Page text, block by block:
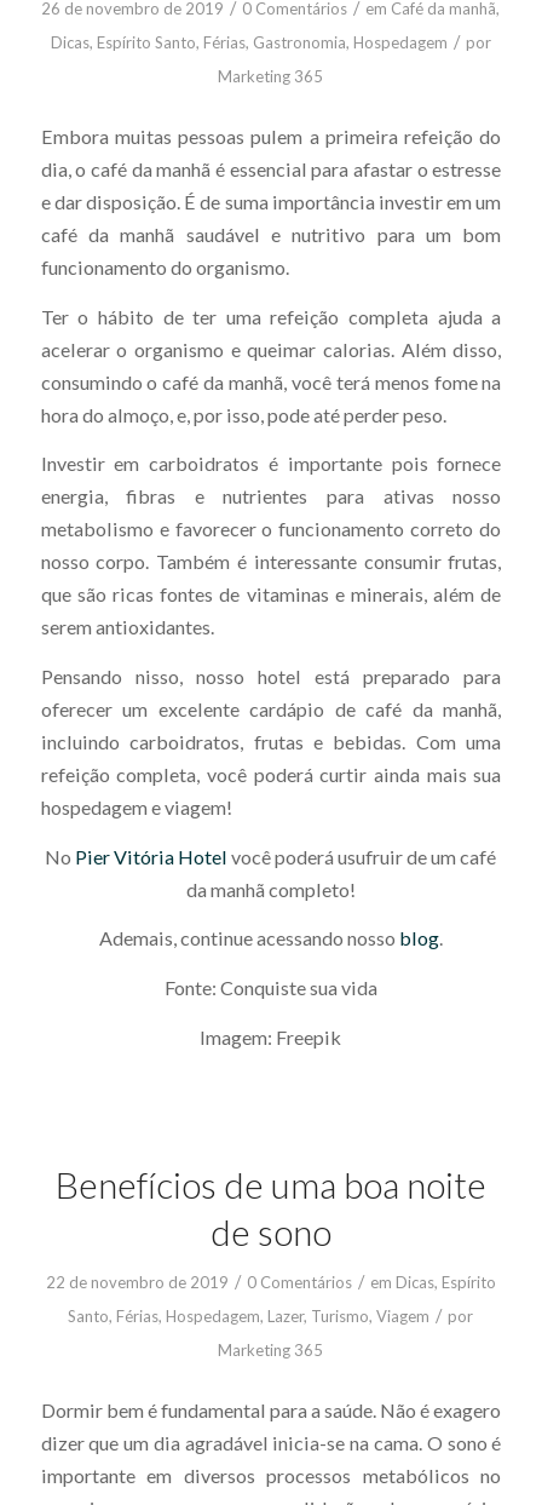
26 de novembro de 2019 / 0 Comentários / em Café da manhã,
Dicas, Espírito Santo, Férias, Gastronomia, Hospedagem / por
Marketing 365
Embora muitas pessoas pulem a primeira refeição do
dia, o café da manhã é essencial para afastar o estresse
e dar disposição. É de suma importância investir em um
café da manhã saudável e nutritivo para um bom
funcionamento do organismo.
Ter o hábito de ter uma refeição completa ajuda a
acelerar o organismo e queimar calorias. Além disso,
consumindo o café da manhã, você terá menos fome na
hora do almoço, e, por isso, pode até perder peso.
Investir em carboidratos é importante pois fornece
energia, fibras e nutrientes para ativas nosso
metabolismo e favorecer o funcionamento correto do
nosso corpo. Também é interessante consumir frutas,
que são ricas fontes de vitaminas e minerais, além de
serem antioxidantes.
Pensando nisso, nosso hotel está preparado para
oferecer um excelente cardápio de café da manhã,
incluindo carboidratos, frutas e bebidas. Com uma
refeição completa, você poderá curtir ainda mais sua
hospedagem e viagem!
No Pier Vitória Hotel você poderá usufruir de um café
da manhã completo!
Ademais, continue acessando nosso blog.
Fonte: Conquiste sua vida
Imagem: Freepik
Benefícios de uma boa noite
de sono
22 de novembro de 2019 / 0 Comentários / em Dicas, Espírito
Santo, Férias, Hospedagem, Lazer, Turismo,Viagem / por
Marketing 365
Dormir bem é fundamental para a saúde. Não é exagero
dizer que um dia agradável inicia-se na cama. O sono é
importante em diversos processos metabólicos no